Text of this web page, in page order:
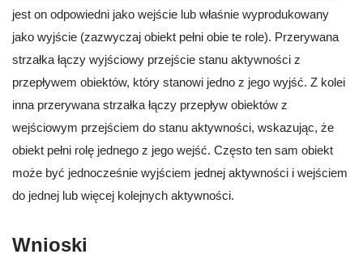
jest on odpowiedni jako wejście lub właśnie wyprodukowany
jako wyjście (zazwyczaj obiekt pełni obie te role). Przerywana
strzałka łączy wyjściowy przejście stanu aktywności z
przepływem obiektów, który stanowi jedno z jego wyjść. Z kolei
inna przerywana strzałka łączy przepływ obiektów z
wejściowym przejściem do stanu aktywności, wskazując, że
obiekt pełni rolę jednego z jego wejść. Często ten sam obiekt
może być jednocześnie wyjściem jednej aktywności i wejściem
do jednej lub więcej kolejnych aktywności.
Wnioski